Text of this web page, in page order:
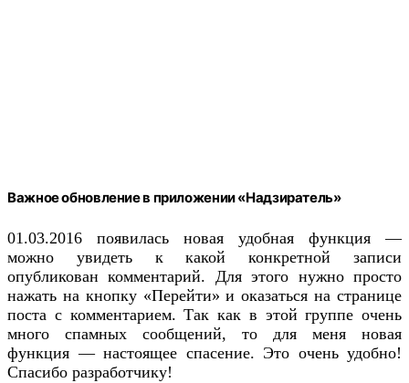
Важное обновление в приложении «Надзиратель»
01.03.2016 появилась новая удобная функция —
можно увидеть к какой конкретной записи
опубликован комментарий. Для этого нужно просто
нажать на кнопку «Перейти» и оказаться на странице
поста с комментарием. Так как в этой группе очень
много спамных сообщений, то для меня новая
функция — настоящее спасение. Это очень удобно!
Спасибо разработчику!